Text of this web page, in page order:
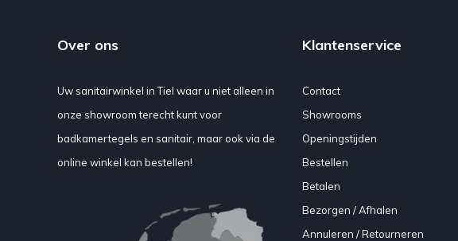
Over ons
Uw sanitairwinkel in Tiel waar u niet alleen in
onze showroom terecht kunt voor
badkamertegels en sanitair, maar ook via de
online winkel kan bestellen!
Klantenservice
Contact
Showrooms
Openingstijden
Bestellen
Betalen
Bezorgen / Afhalen
Annuleren / Retourneren